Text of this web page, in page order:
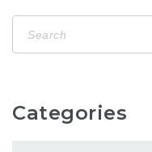
Categories